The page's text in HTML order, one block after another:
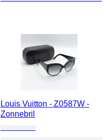
Louis Vuitton - Z0587W -
Zonnebril